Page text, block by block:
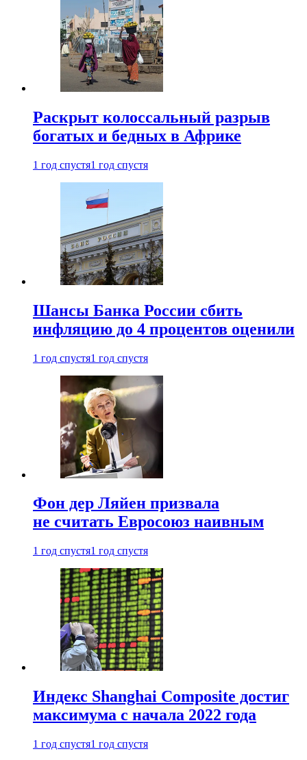
Раскрыт колоссальный разрыв
богатых и бедных в Африке
1 год спустя1 год спустя
Шансы Банка России сбить
инфляцию до 4 процентов оценили
1 год спустя1 год спустя
Фон дер Ляйен призвала
не считать Евросоюз наивным
1 год спустя1 год спустя
Индекс Shanghai Composite достиг
максимума с начала 2022 года
1 год спустя1 год спустя